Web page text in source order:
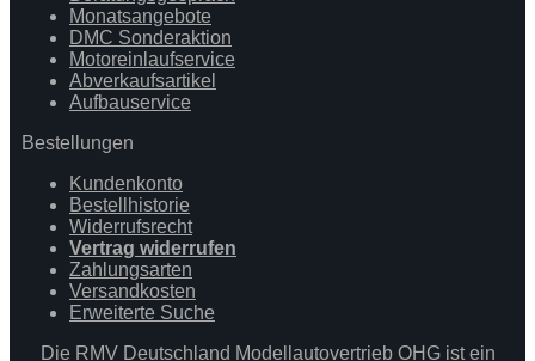
Monatsangebote
DMC Sonderaktion
Motoreinlaufservice
Abverkaufsartikel
Aufbauservice
Bestellungen
Kundenkonto
Bestellhistorie
Widerrufsrecht
Vertrag widerrufen
Zahlungsarten
Versandkosten
Erweiterte Suche
Die RMV Deutschland Modellautovertrieb OHG ist ein